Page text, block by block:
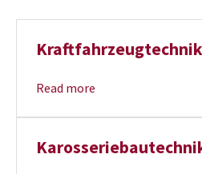
Read more